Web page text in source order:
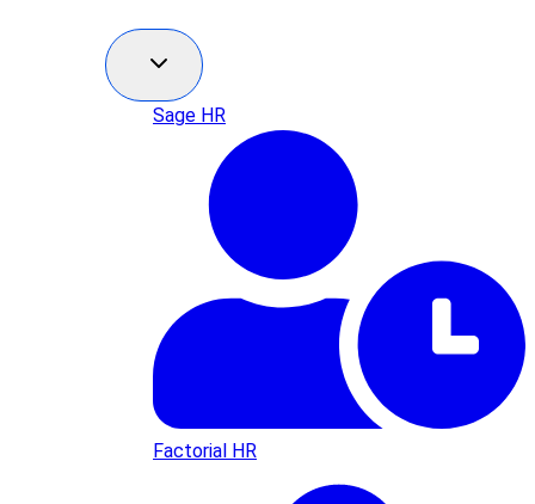
Sage HR
Factorial HR